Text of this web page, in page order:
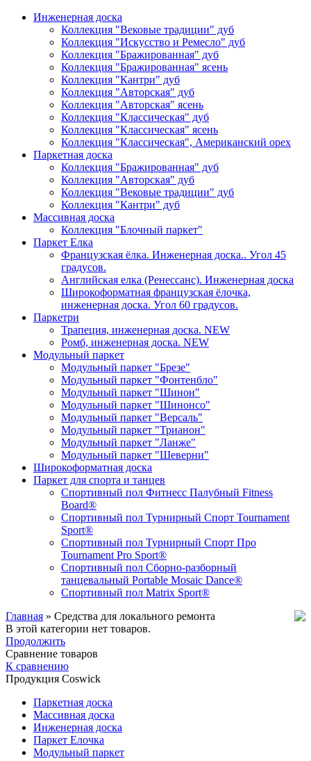
Инженерная доска
Коллекция "Вековые традиции" дуб
Коллекция "Искусство и Ремесло" дуб
Коллекция "Бражированная" дуб
Коллекция "Бражированная" ясень
Коллекция "Кантри" дуб
Коллекция "Авторская" дуб
Коллекция "Авторская" ясень
Коллекция "Классическая" дуб
Коллекция "Классическая" ясень
Коллекция "Классическая", Американский орех
Паркетная доска
Коллекция "Бражированная" дуб
Коллекция "Авторская" дуб
Коллекция "Вековые традиции" дуб
Коллекция "Кантри" дуб
Массивная доска
Коллекция "Блочный паркет"
Паркет Елка
Французская ёлка. Инженерная доска.. Угол 45
градусов.
Английская елка (Ренессанс). Инженерная доска
Широкоформатная французская ёлочка,
инженерная доска. Угол 60 градусов.
Паркетри
Трапеция, инженерная доска. NEW
Ромб, инженерная доска. NEW
Модульный паркет
Модульный паркет "Брезе"
Модульный паркет "Фонтенбло"
Модульный паркет "Шинон"
Модульный паркет "Шинонсо"
Модульный паркет "Версаль"
Модульный паркет "Трианон"
Модульный паркет "Ланже"
Модульный паркет "Шеверни"
Широкоформатная доска
Паркет для спорта и танцев
Спортивный пол Фитнесс Палубный Fitness
Board®
Спортивный пол Турнирный Спорт Tournament
Sport®
Спортивный пол Турнирный Спорт Про
Tournament Pro Sport®
Спортивный пол Сборно-разборный
танцевальный Portable Mosaic Dance®
Спортивный пол Matrix Sport®
Главная » Средства для локального ремонта
В этой категории нет товаров.
Продолжить
Сравнение товаров
К сравнению
Продукция Coswick
Паркетная доска
Массивная доска
Инженерная доска
Паркет Елочка
Модульный паркет